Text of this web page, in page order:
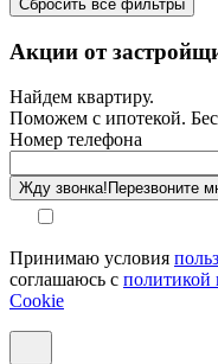
Санузел
Этаж
Способ оплаты
Апартаменты
Сбросить все фильтры
Акции от
Найдем квартиру.
Поможем с ипотекой.
Номер телефона
Жду звонка! Перезвоните
Принимаю условия
соглашаюсь с политикой
Cookie